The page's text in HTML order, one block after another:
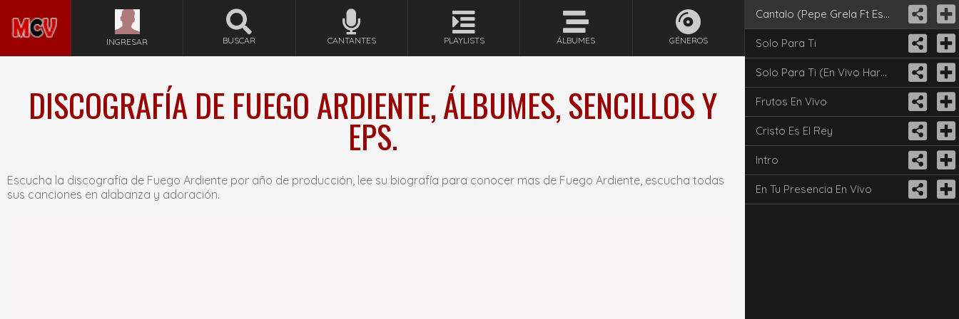
INGRESAR BUSCAR CANTANTES PLAYLISTS ÁLBUMES GÉNEROS
DISCOGRAFÍA DE FUEGO ARDIENTE, ÁLBUMES, SENCILLOS Y
EPS.
Escucha la discografía de Fuego Ardiente por año de producción, lee su biografía para conocer mas de Fuego Ardiente, escucha todas
sus canciones en alabanza y adoración.
Cantalo (Pepe Grela Ft Estilo Libre - Yapa)
Solo Para Ti
Solo Para Ti (En Vivo Hard Rock)
Frutos En Vivo
Cristo Es El Rey
Intro
En Tu Presencia En Vivo